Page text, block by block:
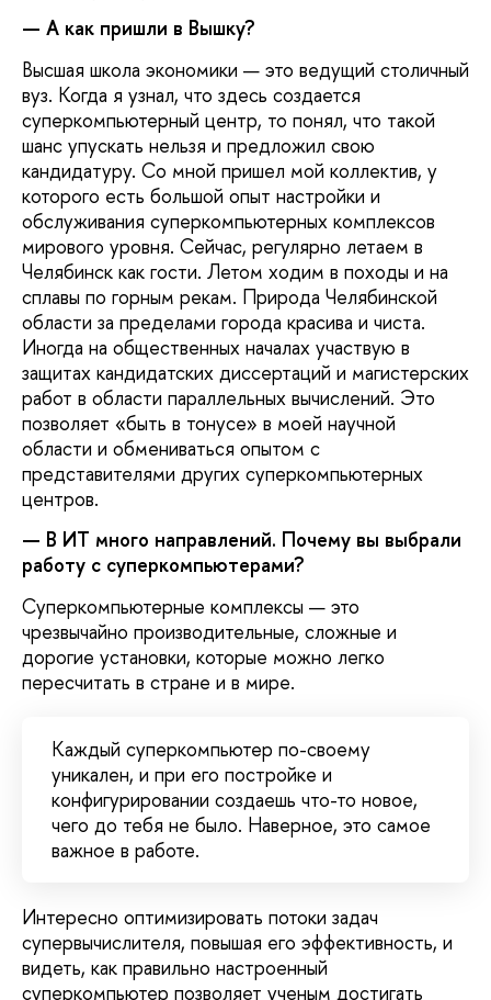
— А как пришли в Вышку?
Высшая школа экономики — это ведущий столичный
вуз. Когда я узнал, что здесь создается
суперкомпьютерный центр, то понял, что такой
шанс упускать нельзя и предложил свою
кандидатуру. Со мной пришел мой коллектив, у
которого есть большой опыт настройки и
обслуживания суперкомпьютерных комплексов
мирового уровня. Сейчас, регулярно летаем в
Челябинск как гости. Летом ходим в походы и на
сплавы по горным рекам. Природа Челябинской
области за пределами города красива и чиста.
Иногда на общественных началах участвую в
защитах кандидатских диссертаций и магистерских
работ в области параллельных вычислений. Это
позволяет «быть в тонусе» в моей научной
области и обмениваться опытом с
представителями других суперкомпьютерных
центров.
— В ИТ много направлений. Почему вы выбрали
работу с суперкомпьютерами?
Суперкомпьютерные комплексы — это
чрезвычайно производительные, сложные и
дорогие установки, которые можно легко
пересчитать в стране и в мире.
Каждый суперкомпьютер по-своему
уникален, и при его постройке и
конфигурировании создаешь что-то новое,
чего до тебя не было. Наверное, это самое
важное в работе.
Интересно оптимизировать потоки задач
супервычислителя, повышая его эффективность, и
видеть, как правильно настроенный
суперкомпьютер позволяет ученым достигать